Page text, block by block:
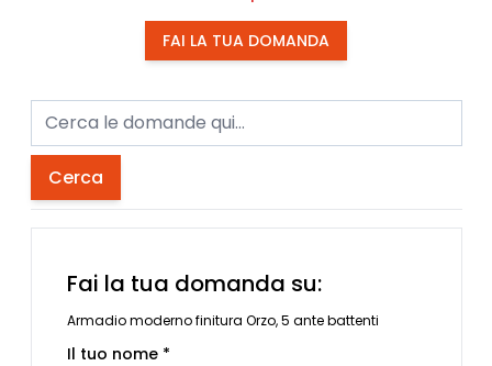
FAI LA TUA DOMANDA
Cerca
Fai la tua domanda su:
Armadio moderno finitura Orzo, 5 ante battenti
Il tuo nome *